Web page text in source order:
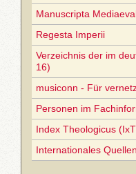
Manuscripta
Regesta Imperii
Verzeichnis der im
16)
musiconn - Für
Personen im
Index Theologicus
Internationales